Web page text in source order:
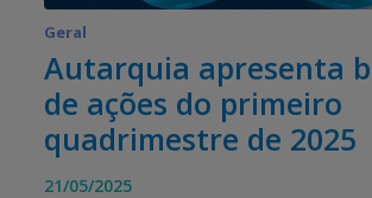
Geral
Autarquia apresenta
de ações do primeiro
quadrimestre de 2025
21/05/2025